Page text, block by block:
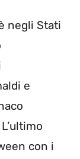
negli Stati
e
con i